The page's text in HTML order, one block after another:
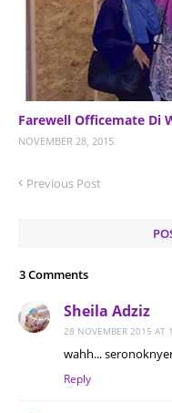
Farewell Officemate Di
NOVEMBER 28, 2015
Previous Post
3 Comments
Sheila Adziz
28 NOVEMBER 2015 AT
wahh...
Reply